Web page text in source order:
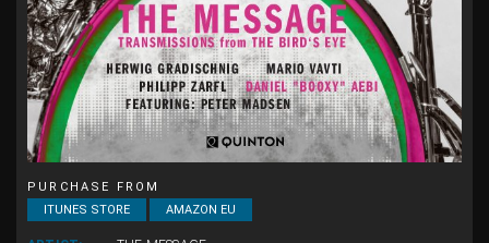
PURCHASE FROM
ITUNES STORE
AMAZON EU